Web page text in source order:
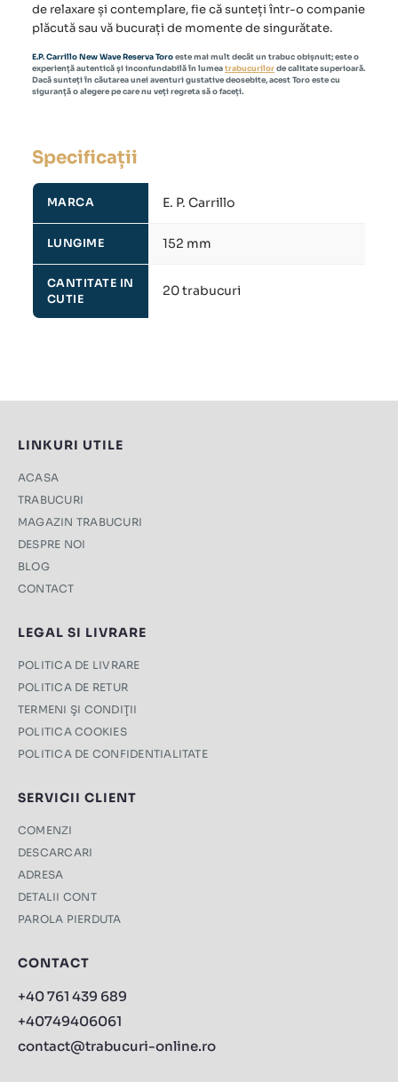
de relaxare și contemplare, fie că sunteți într-o companie
plăcută sau vă bucurați de momente de singurătate.
E.P. Carrillo New Wave Reserva Toroeste mai mult decât un trabuc obișnuit; este o
experiență autentică și inconfundabilă în lumeatrabucurilorde calitate superioară.
Dacă sunteți în căutarea unei aventuri gustative deosebite, acest Toro este cu
siguranță o alegere pe care nu veți regreta să o faceți.
Specificații
MARCA E. P. Carrillo
LUNGIME 152 mm
CANTITATE IN
CUTIE
20 trabucuri
LINKURI UTILE
ACASA
TRABUCURI
MAGAZIN TRABUCURI
DESPRE NOI
BLOG
CONTACT
LEGAL SI LIVRARE
POLITICA DE LIVRARE
POLITICA DE RETUR
TERMENI ŞI CONDIŢII
POLITICA COOKIES
POLITICA DE CONFIDENTIALITATE
SERVICII CLIENT
COMENZI
DESCARCARI
ADRESA
DETALII CONT
PAROLA PIERDUTA
CONTACT
+40 761 439 689
+40749406061
contact@trabucuri-online.ro